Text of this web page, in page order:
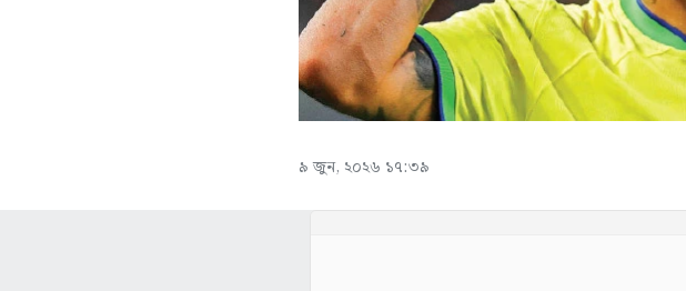
৯ জুন, ২০২৬ ১৭:৩৯